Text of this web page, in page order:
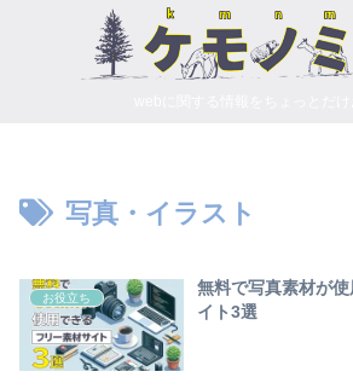
写真・イラスト
お役立ち
無料で写真素材が
イト3選